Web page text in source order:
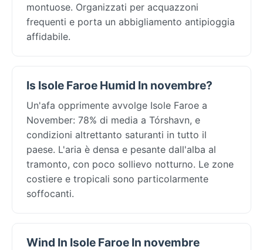
montuose. Organizzati per acquazzoni
frequenti e porta un abbigliamento antipioggia
affidabile.
Is Isole Faroe Humid In novembre?
Un'afa opprimente avvolge Isole Faroe a
November: 78% di media a Tórshavn, e
condizioni altrettanto saturanti in tutto il
paese. L'aria è densa e pesante dall'alba al
tramonto, con poco sollievo notturno. Le zone
costiere e tropicali sono particolarmente
soffocanti.
Wind In Isole Faroe In novembre